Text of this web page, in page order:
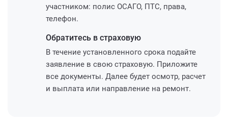
участником: полис ОСАГО, ПТС, права,
телефон.
Обратитесь в страховую
В течение установленного срока подайте
заявление в свою страховую. Приложите
все документы. Далее будет осмотр, расчет
и выплата или направление на ремонт.